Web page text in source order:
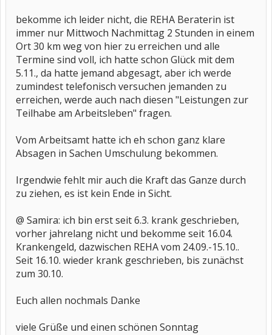
bekomme ich leider nicht, die REHA Beraterin ist
immer nur Mittwoch Nachmittag 2 Stunden in einem
Ort 30 km weg von hier zu erreichen und alle
Termine sind voll, ich hatte schon Glück mit dem
5.11., da hatte jemand abgesagt, aber ich werde
zumindest telefonisch versuchen jemanden zu
erreichen, werde auch nach diesen "Leistungen zur
Teilhabe am Arbeitsleben" fragen.
Vom Arbeitsamt hatte ich eh schon ganz klare
Absagen in Sachen Umschulung bekommen.
Irgendwie fehlt mir auch die Kraft das Ganze durch
zu ziehen, es ist kein Ende in Sicht.
@ Samira: ich bin erst seit 6.3. krank geschrieben,
vorher jahrelang nicht und bekomme seit 16.04.
Krankengeld, dazwischen REHA vom 24.09.-15.10..
Seit 16.10. wieder krank geschrieben, bis zunächst
zum 30.10.
Euch allen nochmals Danke
viele Grüße und einen schönen Sonntag